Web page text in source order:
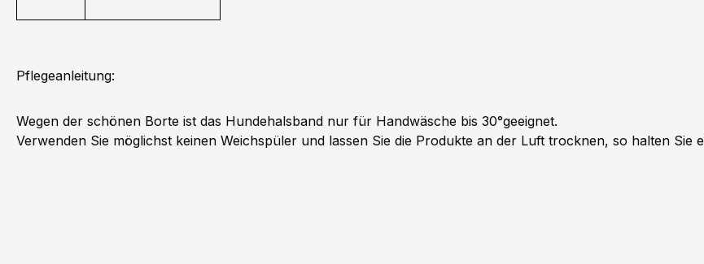
Pflegeanleitung:
Wegen der schönen Borte ist das Hundehalsband nur für Handwäsche bis 30°geeignet.
Verwenden Sie möglichst keinen Weichspüler und lassen Sie die Produkte an der Luft trocknen, so halten Sie